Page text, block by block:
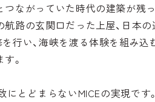
ながっていた時代の建築が残
路の玄関口だった上屋、日本
行い、海峡を渡る体験を組み込
。
とどまらないMICEの実現です